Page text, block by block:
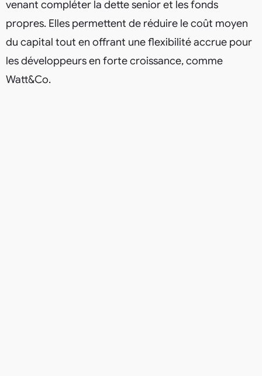
venant compléter la dette senior et les fonds
propres. Elles permettent de réduire le coût moyen
du capital tout en offrant une flexibilité accrue pour
les développeurs en forte croissance, comme
Watt&Co.